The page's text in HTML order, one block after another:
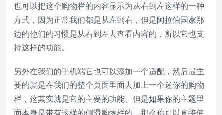
也可以把这个购物栏的内容显示为从右到左这样的一种
方式，因为正常我们都是从左到右，但是阿拉伯国家那
边的他们的习惯是从右到左去查看内容的，所以它也支
持这样的功能。
另外在我们的手机端它也可以添加一个适配，然后最主
要的就是在我们的整个页面里面去加上一个迷你的购物
栏，这其实就是它的主要的功能。但是如果你的主题里
面本身是带有这样的侧滑购物栏的，那么你可以直接使